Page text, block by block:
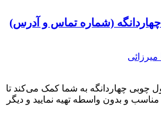
(شماره تماس و آدرس)
میرزائی
چوبی چهاردانگه به شما کمک می‌کند تا
مناسب و بدون واسطه تهیه نمایید و دیگر